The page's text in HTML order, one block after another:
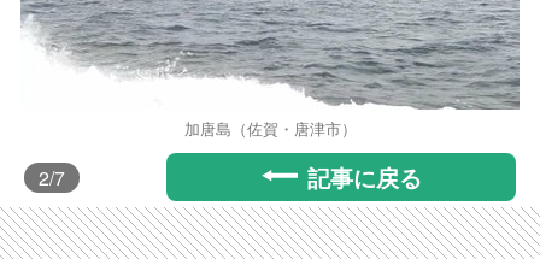
加唐島（佐賀・唐津市）
2/7 記事に戻る